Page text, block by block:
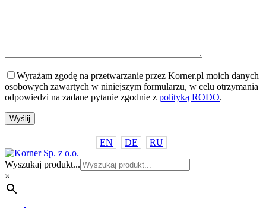
Wyrażam zgodę na przetwarzanie przez Korner.pl moich danych
osobowych zawartych w niniejszym formularzu, w celu otrzymania
odpowiedzi na zadane pytanie zgodnie z polityką RODO.
EN DE RU
Wyszukaj produkt...
×